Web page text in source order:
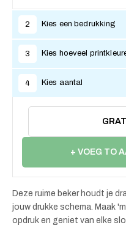
2 Kies een bedrukking
3 Kies hoeveel
4 Kies aantal
+ VOEG TO
Deze ruime beker houdt je
jouw drukke schema. Maak
opdruk en geniet van elke